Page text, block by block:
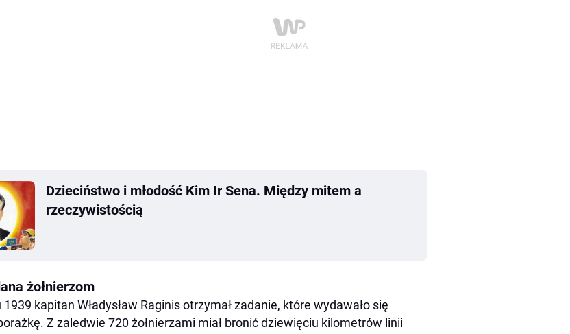
Dzieciństwo i młodość Kim Ir Sena. Między mitem a
rzeczywistością
żołnierzom
kapitan Władysław Raginis otrzymał zadanie, które wydawało się
Z zaledwie 720 żołnierzami miał bronić dziewięciu kilometrów linii